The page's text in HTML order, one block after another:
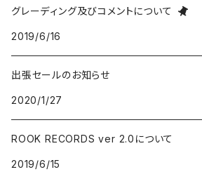
group / session
BLUE NOTE
にほんのJAZZ
big band / trad / swing
PROGRESSIVE ROCK / PSYCHEDELIA
GARAGE PUNK / TRASH PUNK
POWER POP / NEO MOD / PUB ROCK
PUNK ROCK
歌謡曲
演歌 / 懐メロ
民謡・音頭・俗謡
落語・浪曲・芸能
AVANT / EXPERIMENTAL / NOISE
NEW AGE / HEALING
SP
FOLKLORE - フォルクローレ
HAWAIIAN
LATIN / BRASIL / BOSSA NOVA
AFRO / CUBAN
グレーディング及びコメントについて
2019/6/16
出張セールのお知らせ
2020/1/27
ROOK RECORDS ver 2.0について
2019/6/15